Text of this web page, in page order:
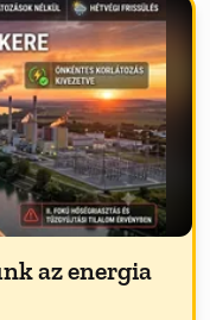
az energia